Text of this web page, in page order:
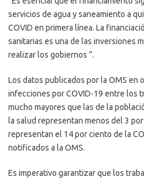
servicios de agua y saneamiento a
COVID en primera línea. La
sanitarias es una de las inversiones
realizar los gobiernos ”.
Los datos publicados por la OMS en
infecciones por COVID-19 entre los
mucho mayores que las de la
la salud representan menos del 3
representan el 14 por ciento de la
notificados a la OMS.
Es imperativo garantizar que los